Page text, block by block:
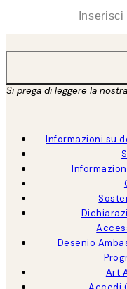
Si prega di leggere la nostra
Informazioni su
Desenio
Art